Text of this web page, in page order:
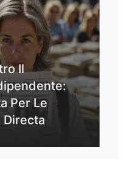
Il
Per Le
Directa